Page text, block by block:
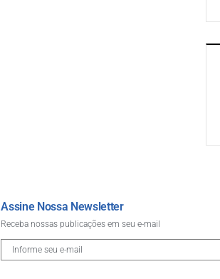
Assine Nossa Newsletter
Receba nossas publicações em seu e-mail